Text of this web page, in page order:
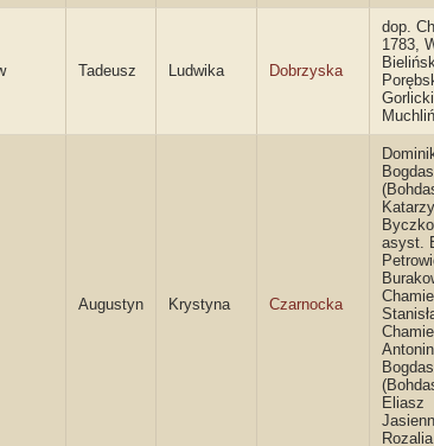
Tadeusz Ludwika Dobrzyska
dop.
1783,
Augustyn Krystyna Czarnocka
asyst.
Eliasz
Rozalia